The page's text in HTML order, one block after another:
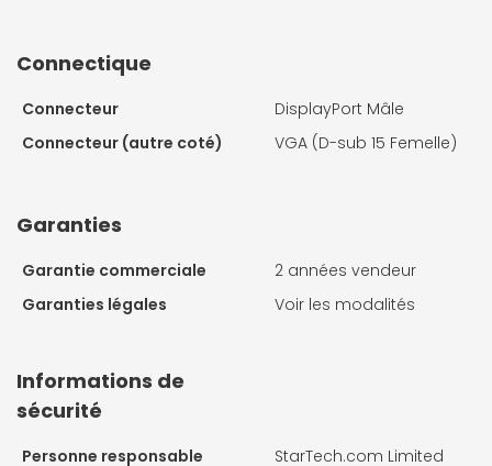
Connectique
Connecteur
DisplayPort Mâle
Connecteur (autre coté)
VGA (D-sub 15 Femelle)
Garanties
Garantie commerciale
2 années vendeur
Garanties légales
Voir les modalités
Informations de
sécurité
Personne responsable
StarTech.com Limited